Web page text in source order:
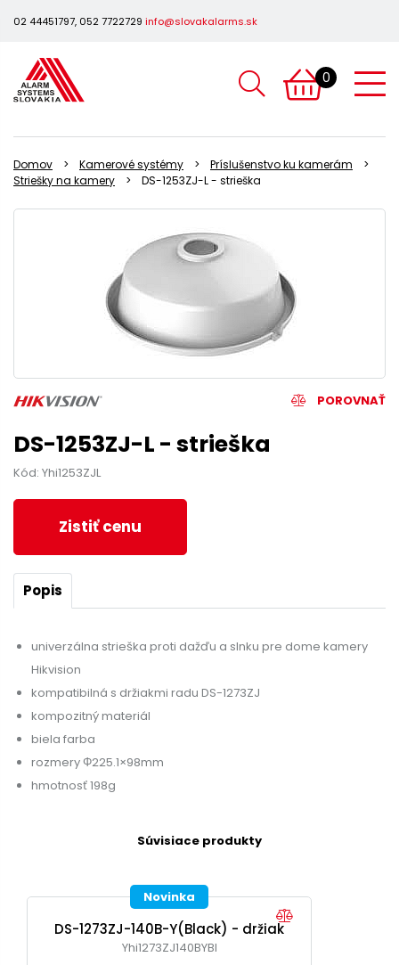
02 44451797, 052 7722729 info@slovakalarms.sk
0
Domov Kamerové systémy
Príslušenstvo ku kamerám
Striešky na kamery
DS-1253ZJ-L - strieška
POROVNAŤ
DS-1253ZJ-L - strieška
Kód: Yhi1253ZJL
Zistiť cenu
Popis
univerzálna strieška proti dažďu a slnku pre dome kamery
Hikvision
kompatibilná s držiakmi radu DS-1273ZJ
kompozitný materiál
biela farba
rozmery Φ225.1×98mm
hmotnosť 198g
Súvisiace produkty
Novinka
DS-1273ZJ-140B-Y(Black) - držiak
Yhi1273ZJ140BYBl